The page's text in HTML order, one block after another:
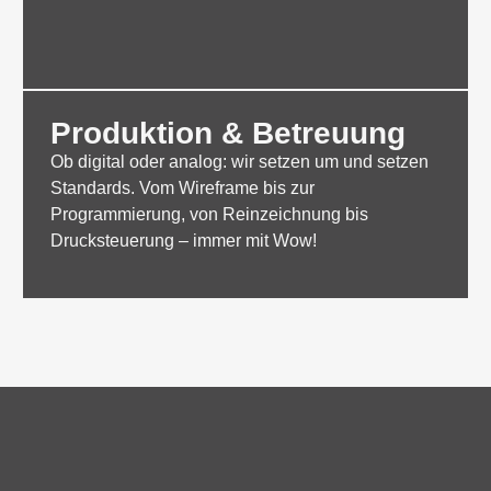
Produktion & Betreuung
Ob digital oder analog: wir setzen um und setzen
Standards. Vom Wireframe bis zur
Programmierung, von Reinzeichnung bis
Drucksteuerung – immer mit Wow!